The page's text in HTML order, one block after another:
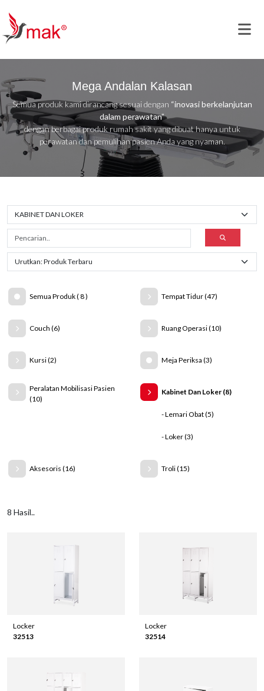
Mega Andalan Kalasan
Semua produk kami dirancang sesuai dengan “inovasi berkelanjutan
dalam perawatan”
dengan berbagai produk rumah sakit yang dibuat hanya untuk
perawatan dan pemulihan pasien Anda yang nyaman.
Semua Produk ( 8 ) Tempat Tidur (47)
Couch (6) Ruang Operasi (10)
Kursi (2) Meja Periksa (3)
Peralatan Mobilisasi Pasien
(10)
Kabinet Dan Loker (8)
- Lemari Obat (5)
- Loker (3)
Aksesoris (16) Troli (15)
8 Hasil..
Locker
32513
Locker
32514